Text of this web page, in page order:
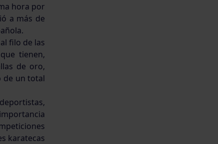
hora por
a más de
filo de las
tienen,
de oro,
de un total
karatecas